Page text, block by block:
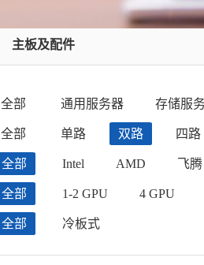
主板及配件
全部 通用服务器 存储服
全部 单路 双路 四路
全部 Intel AMD 飞腾
全部 1-2 GPU 4 GPU
全部 冷板式